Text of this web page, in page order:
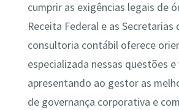
cumprir as exigências legais de
Receita Federal e as Secretarias
consultoria contábil oferece
especializada nessas questões e
apresentando ao gestor as
de governança corporativa e